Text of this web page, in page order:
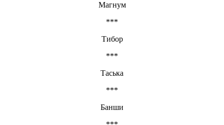
Магнум
***
Тибор
***
Таська
***
Банши